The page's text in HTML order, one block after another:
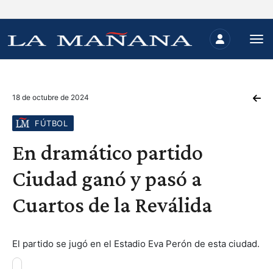
18 de octubre de 2024
FÚTBOL
En dramático partido
Ciudad ganó y pasó a
Cuartos de la Reválida
El partido se jugó en el Estadio Eva Perón de esta ciudad.